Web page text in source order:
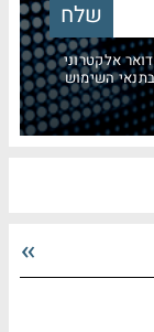
אלקטרוני